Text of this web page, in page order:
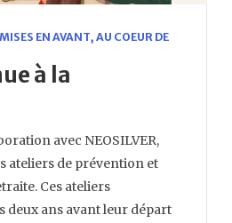
EN AVANT, AU COEUR DE
à la
avec NEOSILVER,
ateliers de prévention et
Ces ateliers
deux ans avant leur départ